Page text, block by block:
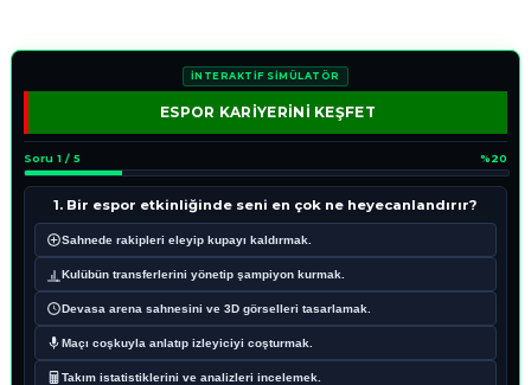
İNTERAKTİF SİMÜLATÖR
ESPOR KARİYERİNİ KEŞFET
Soru 1 / 5 %20
1. Bir espor etkinliğinde seni en çok ne heyecanlandırır?
Sahnede rakipleri eleyip kupayı kaldırmak.
Kulübün transferlerini yönetip şampiyon kurmak.
Devasa arena sahnesini ve 3D görselleri tasarlamak.
Maçı coşkuyla anlatıp izleyiciyi coşturmak.
Takım istatistiklerini ve analizleri incelemek.